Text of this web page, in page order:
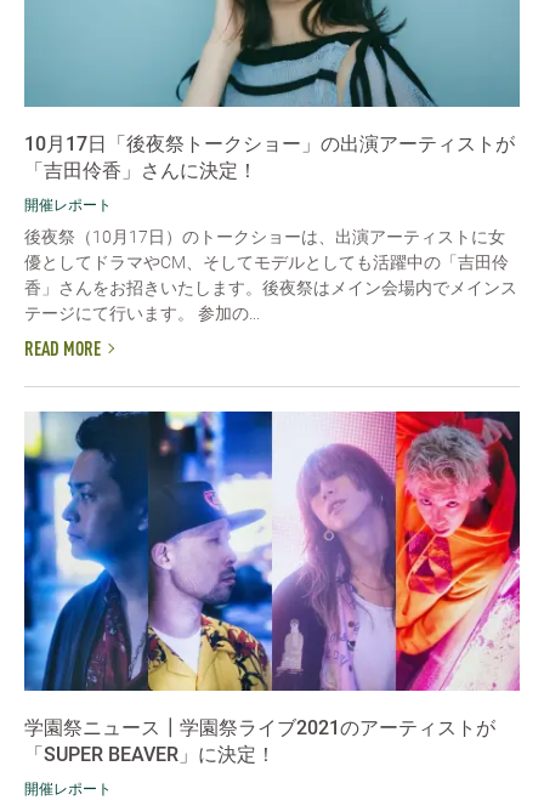
10月17日「後夜祭トークショー」の出演アーティストが
「吉田伶香」さんに決定！
開催レポート
後夜祭（10月17日）のトークショーは、出演アーティストに女
優としてドラマやCM、そしてモデルとしても活躍中の「吉田伶
香」さんをお招きいたします。後夜祭はメイン会場内でメインス
テージにて行います。 参加の...
READ MORE
学園祭ニュース┃学園祭ライブ2021のアーティストが
「SUPER BEAVER」に決定！
開催レポート